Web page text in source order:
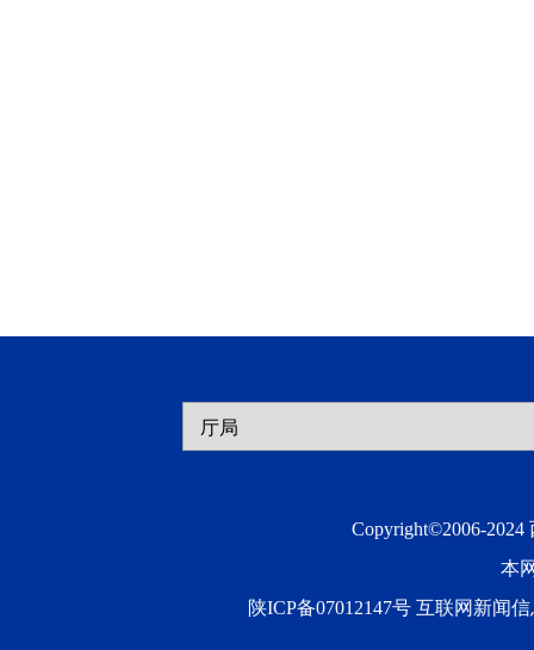
Copyright©2006-2024
本
陕ICP备07012147号 互联网新闻